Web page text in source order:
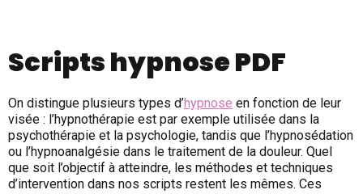
Scripts hypnose PDF
On distingue plusieurs types d’hypnose en fonction de leur
visée : l’hypnothérapie est par exemple utilisée dans la
psychothérapie et la psychologie, tandis que l’hypnosédation
ou l’hypnoanalgésie dans le traitement de la douleur. Quel
que soit l’objectif à atteindre, les méthodes et techniques
d’intervention dans nos scripts restent les mêmes. Ces